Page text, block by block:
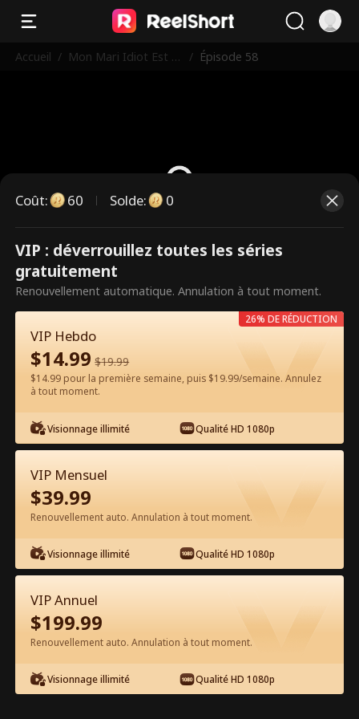
Accueil / Mon Mari Idiot Est U
/ Épisode 58
Ce sont des épisodes payants.
Débloquez pour regarder.
Regarder gratuitement sur l'App
Épisode 58 - Mon Mari Idiot Est Un
Multi-Milliardaire Film complet
1-50 51-90 Tous les épisodes
Coût: 60 Solde: 0
VIP : déverrouillez toutes les séries
gratuitement
Renouvellement automatique. Annulation à tout moment.
VIP Hebdo
$14.99 $19.99
$14.99 pour la première semaine, puis $19.99/semaine. Annulez
à tout moment.
Visionnage illimité Qualité HD 1080p
26% DE RÉDUCTION
VIP Mensuel
$39.99
Renouvellement auto. Annulation à tout moment.
Visionnage illimité Qualité HD 1080p
VIP Annuel
$199.99
Renouvellement auto. Annulation à tout moment.
Visionnage illimité Qualité HD 1080p